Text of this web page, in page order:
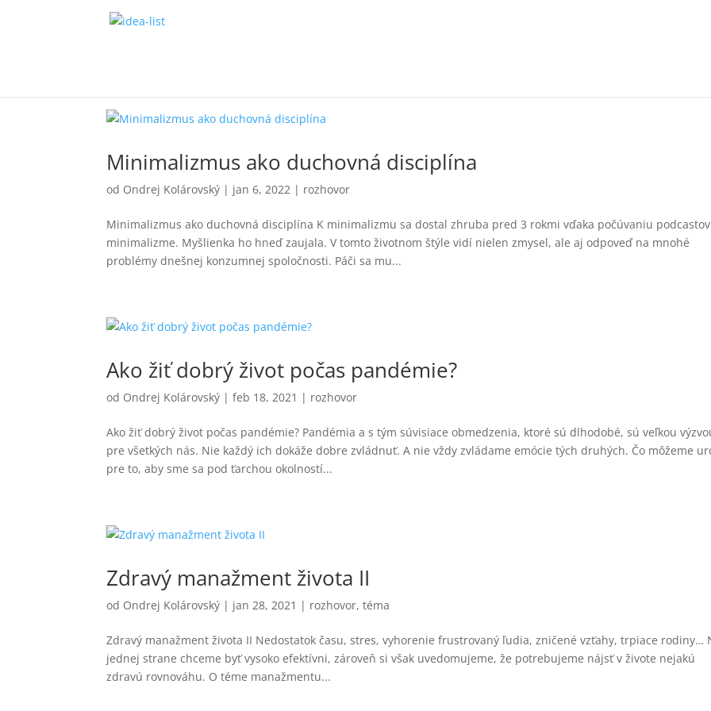
Minimalizmus ako duchovná disciplína
od Ondrej Kolárovský | jan 6, 2022 | rozhovor
Minimalizmus ako duchovná disciplína K minimalizmu sa dostal zhruba pred 3 rokmi vďaka počúvaniu
minimalizme. Myšlienka ho hneď zaujala. V tomto životnom štýle vidí nielen zmysel, ale aj odpoveď na mnohé
problémy dnešnej konzumnej spoločnosti. Páči sa mu...
Ako žiť dobrý život počas pandémie?
od Ondrej Kolárovský |feb 18, 2021 | rozhovor
Ako žiť dobrý život počas pandémie? Pandémia a s tým súvisiace obmedzenia, ktoré sú dlhodobé, sú veľkou
pre všetkých nás. Nie každý ich dokáže dobre zvládnuť. A nie vždy zvládame emócie tých druhých. Čo môžeme
pre to, aby sme sa pod ťarchou okolností...
Zdravý manažment života II
od Ondrej Kolárovský | jan 28, 2021 | rozhovor,téma
Zdravý manažment života II Nedostatok času, stres, vyhorenie frustrovaný ľudia, zničené vzťahy, trpiace rodiny…
jednej strane chceme byť vysoko efektívni, zároveň si však uvedomujeme, že potrebujeme nájsť v živote nejakú
zdravú rovnováhu. O téme manažmentu...